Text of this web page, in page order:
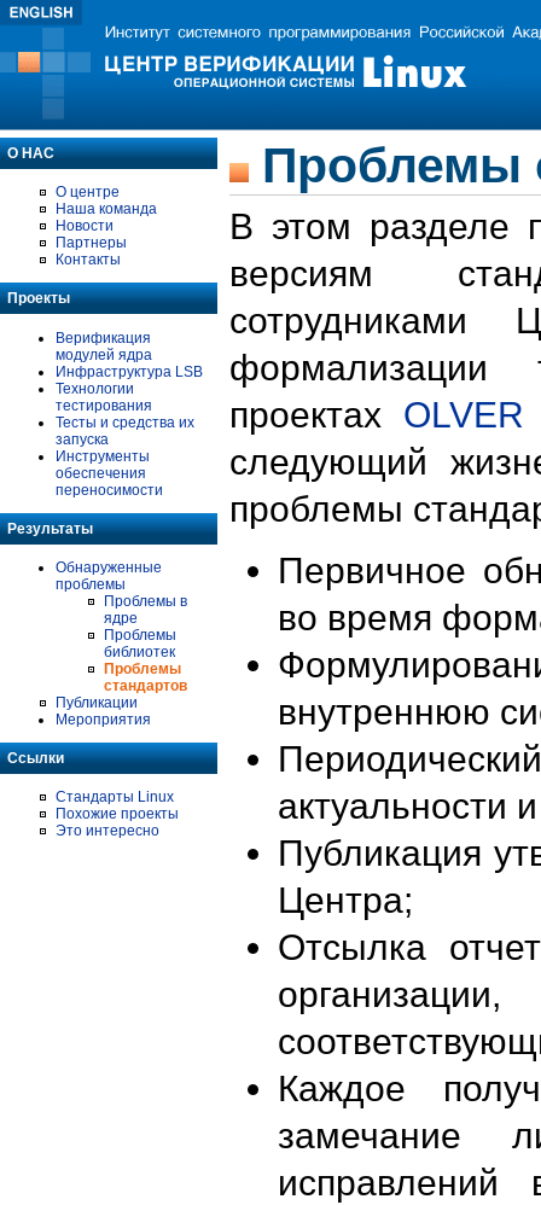
О НАС
О центре
Наша команда
Новости
Партнеры
Контакты
Проекты
Верификация
модулей ядра
Инфраструктура LSB
Технологии
тестирования
Тесты и средства их
запуска
Инструменты
обеспечения
переносимости
Результаты
Обнаруженные
проблемы
Проблемы в
ядре
Проблемы
библиотек
Проблемы
стандартов
Публикации
Мероприятия
Ссылки
Стандарты Linux
Похожие проекты
Это интересно
Проблемы
В этом разделе
версиям
формализации
проектах OLVER
следующий
проблемы
Первичное
во время
внутреннюю
актуальности
Публикация
Центра;
Отсылка
Каждое
замечание
исправлений